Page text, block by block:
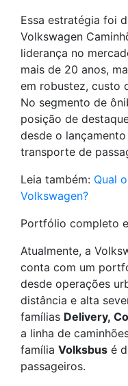
Essa estratégia foi
Volkswagen
liderança no
mais de 20 anos,
em robustez, custo
No segmento de
posição de
desde o
transporte de
Leia também: Qual
Volkswagen?
Portfólio completo
Atualmente, a
conta com um
desde operações
distância e alta
famílias Delivery,
a linha de
família Volksbus é
passageiros.